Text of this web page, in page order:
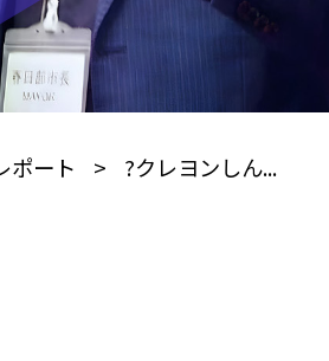
ポート > ?クレヨンしん...